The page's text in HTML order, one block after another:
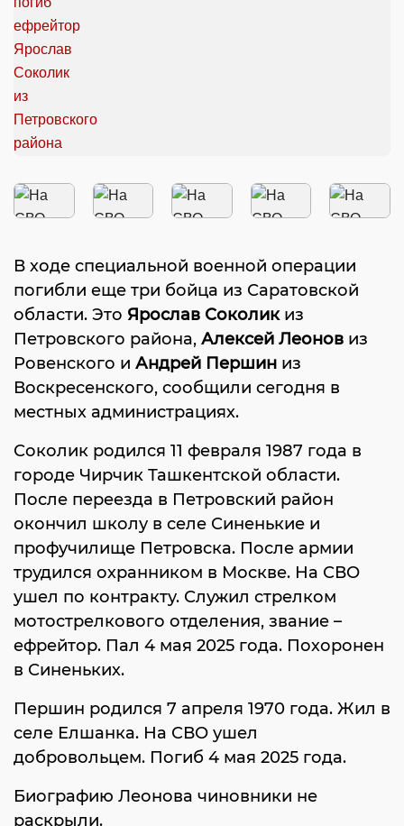
В ходе специальной военной операции
погибли еще три бойца из Саратовской
области. Это Ярослав Соколикиз
Петровского района, Алексей Леонов из
Ровенского и Андрей Першин из
Воскресенского, сообщили сегодня в
местных администрациях.
Соколик родился 11 февраля 1987 года в
городе Чирчик Ташкентской области.
После переезда в Петровский район
окончил школу в селе Синенькие и
профучилище Петровска. После армии
трудился охранником в Москве. На СВО
ушел по контракту. Служил стрелком
мотострелкового отделения, звание –
ефрейтор. Пал 4 мая 2025 года. Похоронен
в Синеньких.
Першин родился 7 апреля 1970 года. Жил в
селе Елшанка. На СВО ушел
добровольцем. Погиб 4 мая 2025 года.
Биографию Леонова чиновники не
раскрыли.